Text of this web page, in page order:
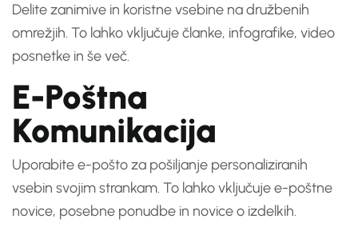
Delite zanimive in koristne vsebine na družbenih
omrežjih. To lahko vključuje članke, infografike, video
posnetke in še več.
E-Poštna
Komunikacija
Uporabite e-pošto za pošiljanje personaliziranih
vsebin svojim strankam. To lahko vključuje e-poštne
novice, posebne ponudbe in novice o izdelkih.